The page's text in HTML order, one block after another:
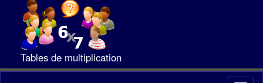
Tables de multiplication